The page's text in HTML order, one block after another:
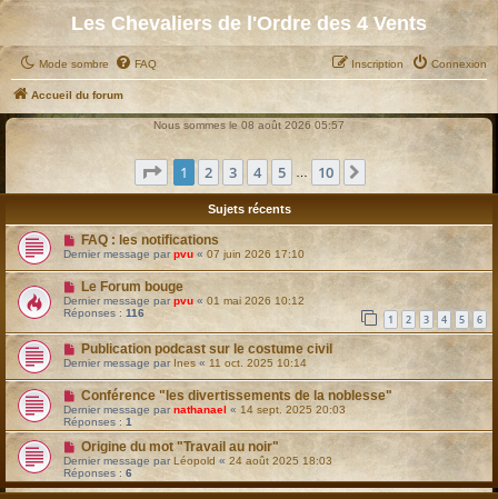
Les Chevaliers de l'Ordre des 4 Vents
Mode sombre FAQ Connexion
Inscription
Accueil du forum
Nous sommes le 08 août 2026 05:57
Page 1sur10
1 2 3 4 5 10
Sujets récents
FAQ : les notifications
Dernier message parpvu « 07 juin 2026 17:10
Le Forum bouge
Dernier message parpvu « 01 mai 2026 10:12
Réponses : 116 1 2 3 4 5 6
Publication podcast sur le costume civil
Dernier message par Ines « 11 oct. 2025 10:14
Conférence "les divertissements de la noblesse"
Dernier message parnathanael « 14 sept. 2025 20:03
Réponses : 1
Origine du mot "Travail au noir"
Dernier message par Léopold « 24 août 2025 18:03
Réponses : 6